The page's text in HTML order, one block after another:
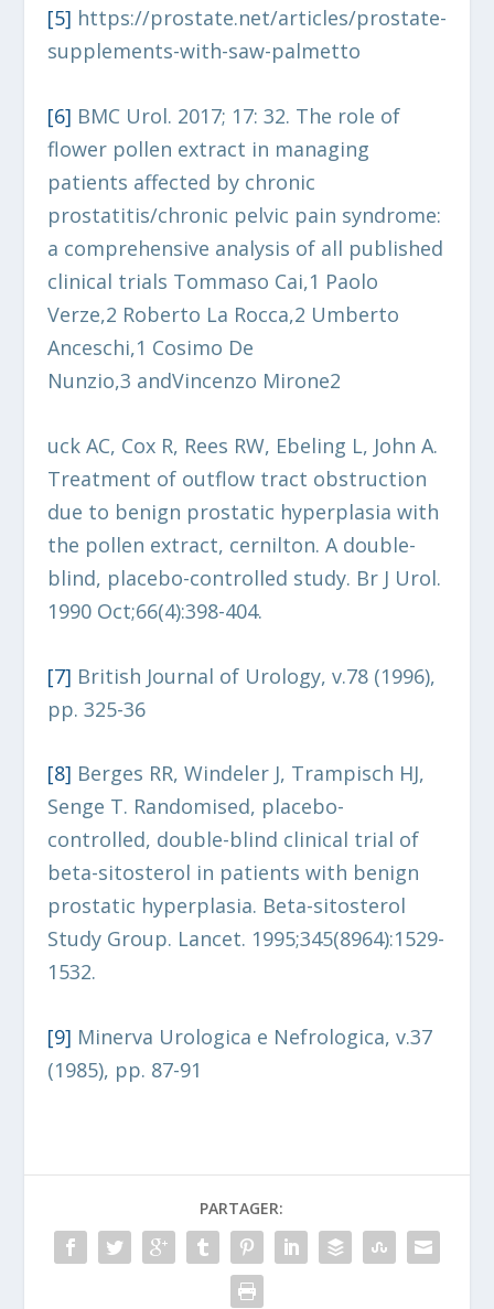
[5] https://prostate.net/articles/prostate-
supplements-with-saw-palmetto
[6] BMC Urol. 2017; 17: 32. The role of
flower pollen extract in managing
patients affected by chronic
prostatitis/chronic pelvic pain syndrome:
a comprehensive analysis of all published
clinical trials Tommaso Cai,1 Paolo
Verze,2 Roberto La Rocca,2 Umberto
Anceschi,1 Cosimo De
Nunzio,3 andVincenzo Mirone2
uck AC, Cox R, Rees RW, Ebeling L, John A.
Treatment of outflow tract obstruction
due to benign prostatic hyperplasia with
the pollen extract, cernilton. A double-
blind, placebo-controlled study. Br J Urol.
1990 Oct;66(4):398-404.
[7] British Journal of Urology, v.78 (1996),
pp. 325-36
[8] Berges RR, Windeler J, Trampisch HJ,
Senge T. Randomised, placebo-
controlled, double-blind clinical trial of
beta-sitosterol in patients with benign
prostatic hyperplasia. Beta-sitosterol
Study Group. Lancet. 1995;345(8964):1529-
1532.
[9] Minerva Urologica e Nefrologica, v.37
(1985), pp. 87-91
PARTAGER: